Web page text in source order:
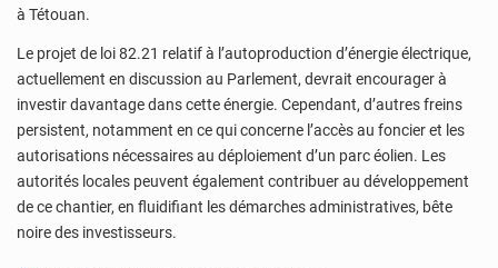
à Tétouan.
Le projet de loi 82.21 relatif à l’autoproduction d’énergie électrique,
actuellement en discussion au Parlement, devrait encourager à
investir davantage dans cette énergie. Cependant, d’autres freins
persistent, notamment en ce qui concerne l’accès au foncier et les
autorisations nécessaires au déploiement d’un parc éolien. Les
autorités locales peuvent également contribuer au développement
de ce chantier, en fluidifiant les démarches administratives, bête
noire des investisseurs.